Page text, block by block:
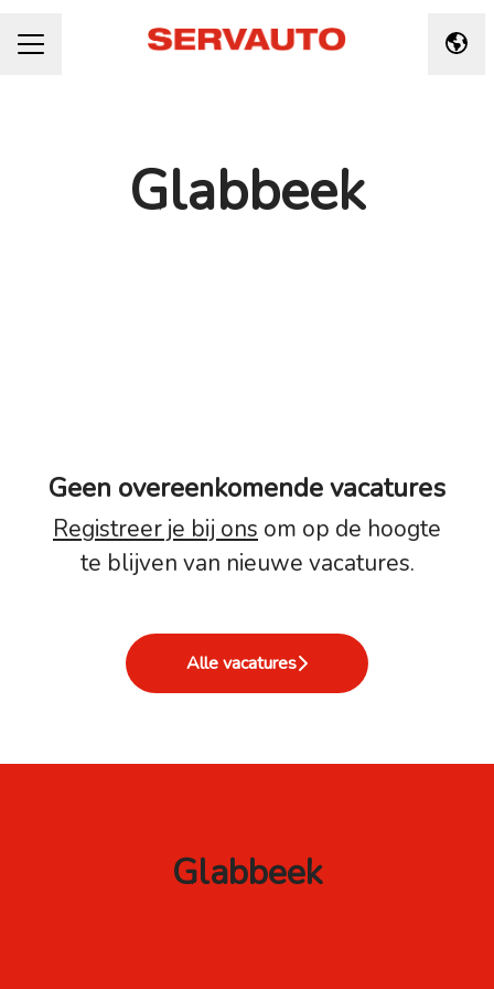
CARRIÈREMENU Taal
Glabbeek
Geen overeenkomende vacatures
Registreer je bij ons om op de hoogte
te blijven van nieuwe vacatures.
Alle vacatures
Glabbeek